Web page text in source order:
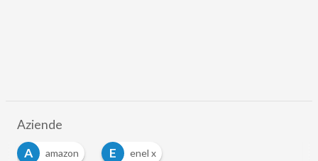
Aziende
A
amazon E enel x